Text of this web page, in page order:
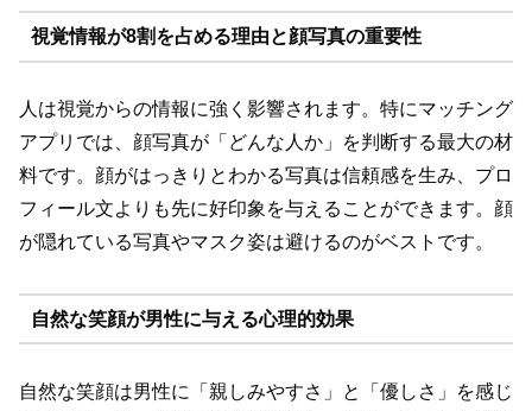
視覚情報が8割を占める理由と顔写真の重要性
人は視覚からの情報に強く影響されます。特にマッチング
アプリでは、顔写真が「どんな人か」を判断する最大の材
料です。顔がはっきりとわかる写真は信頼感を生み、プロ
フィール文よりも先に好印象を与えることができます。顔
が隠れている写真やマスク姿は避けるのがベストです。
自然な笑顔が男性に与える心理的効果
自然な笑顔は男性に「親しみやすさ」と「優しさ」を感じ